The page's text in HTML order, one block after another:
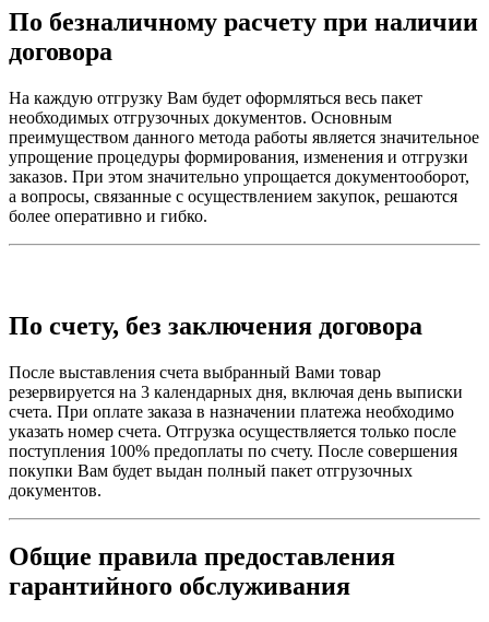
По безналичному расчету при наличии
договора
На каждую отгрузку Вам будет оформляться весь пакет
необходимых отгрузочных документов. Основным
преимуществом данного метода работы является значительное
упрощение процедуры формирования, изменения и отгрузки
заказов. При этом значительно упрощается документооборот,
а вопросы, связанные с осуществлением закупок, решаются
более оперативно и гибко.
По счету, без заключения договора
После выставления счета выбранный Вами товар
резервируется на 3 календарных дня, включая день выписки
счета. При оплате заказа в назначении платежа необходимо
указать номер счета. Отгрузка осуществляется только после
поступления 100% предоплаты по счету. После совершения
покупки Вам будет выдан полный пакет отгрузочных
документов.
Общие правила предоставления
гарантийного обслуживания